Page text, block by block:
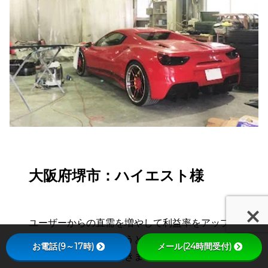
大阪府堺市：ハイエスト様
ユーザーからの直需を増やして利益率をアップさ
せる方針でした。ちょうど輸入車ビジネスのモニ
ターを利用していただきました。これまでSEO
お電話(9～17時) メール(24時間受付)